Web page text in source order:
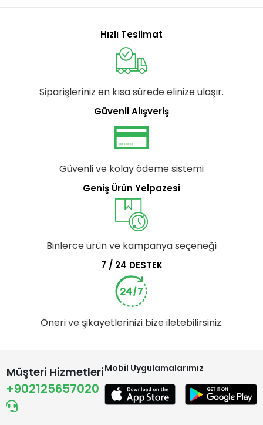
Hızlı Teslimat
Siparişleriniz en kısa sürede elinize ulaşır.
Güvenli Alışveriş
Güvenli ve kolay ödeme sistemi
Geniş Ürün Yelpazesi
Binlerce ürün ve kampanya seçeneği
7 / 24 DESTEK
Öneri ve şikayetlerinizi bize iletebilirsiniz.
Müşteri Hizmetleri
+902125657020
Mobil Uygulamalarımız